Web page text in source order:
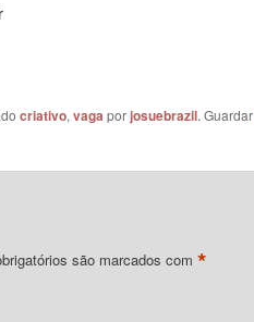
criativo, vaga porjosuebrazil. Guardar
são marcados com *